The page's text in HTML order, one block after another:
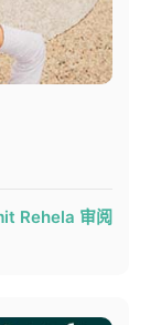
Rehela 审阅